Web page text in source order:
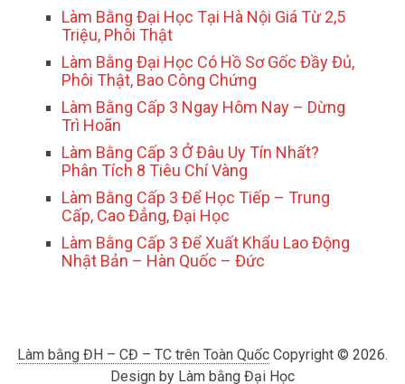
Làm Bằng Đại Học Tại Hà Nội Giá Từ 2,5
Triệu, Phôi Thật
Làm Bằng Đại Học Có Hồ Sơ Gốc Đầy Đủ,
Phôi Thật, Bao Công Chứng
Làm Bằng Cấp 3 Ngay Hôm Nay – Dừng
Trì Hoãn
Làm Bằng Cấp 3 Ở Đâu Uy Tín Nhất?
Phân Tích 8 Tiêu Chí Vàng
Làm Bằng Cấp 3 Để Học Tiếp – Trung
Cấp, Cao Đẳng, Đại Học
Làm Bằng Cấp 3 Để Xuất Khẩu Lao Động
Nhật Bản – Hàn Quốc – Đức
Làm bằng ĐH – CĐ – TC trên Toàn QuốcCopyright © 2026.
Design by Làm bằng Đại Học